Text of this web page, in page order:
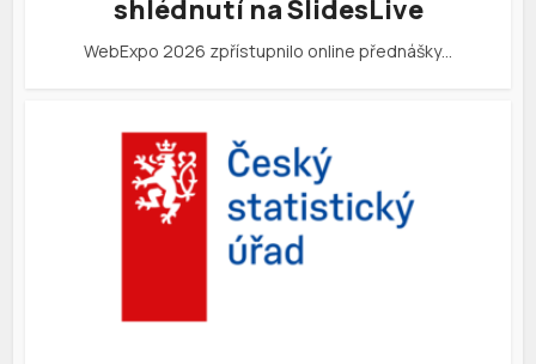
shlédnutí na SlidesLive
WebExpo 2026 zpřístupnilo online přednášky…